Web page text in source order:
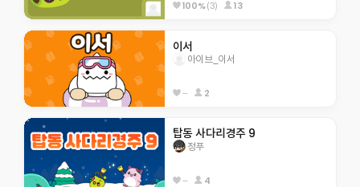
100%(3) 13
이서
아이브_이서
-- 2
탑동 사다리경주 9
정푸
-- 4